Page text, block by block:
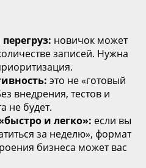
новичок может
записей. Нужна
это не «готовый
внедрения, тестов и
не будет.
и легко»: если вы
за неделю», формат
бизнеса может вас